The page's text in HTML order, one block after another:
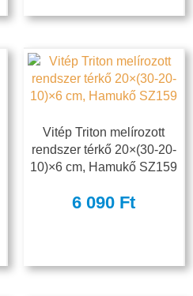
Vitép Triton melírozott
rendszer térkő 20×(30-20-
10)×6 cm, Hamukő SZ159
6 090 Ft